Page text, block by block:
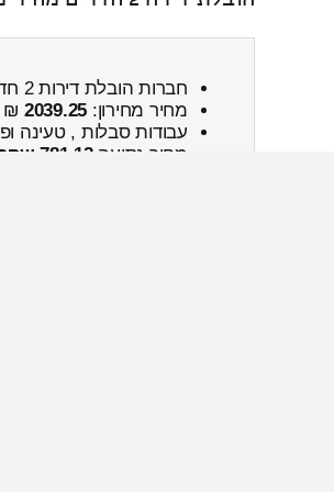
חברות הובלת דירות 2 חדרים ממיתר ← לגדרה
מחיר מחירון: 2039.25
₪
עבודות סבלות , טעינה
מחיר נסיעה781.12 שקל